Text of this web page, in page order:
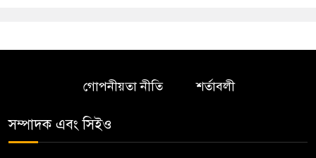
গোপনীয়তা নীতি শর্তাবলী
সম্পাদক এবং সিইও